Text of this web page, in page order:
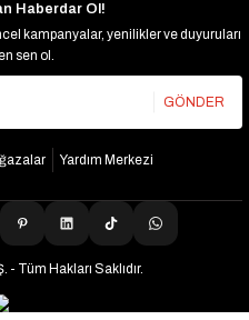
Haberdar Ol!
kampanyalar, yenilikler ve duyuruları
sen ol.
GÖNDER
Yardım Merkezi
- Tüm Hakları Saklıdır.